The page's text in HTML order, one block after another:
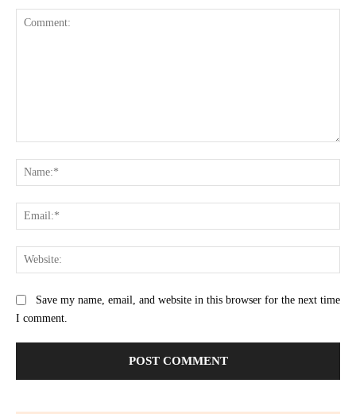
Save my name, email, and website in this browser for the next time
I comment.